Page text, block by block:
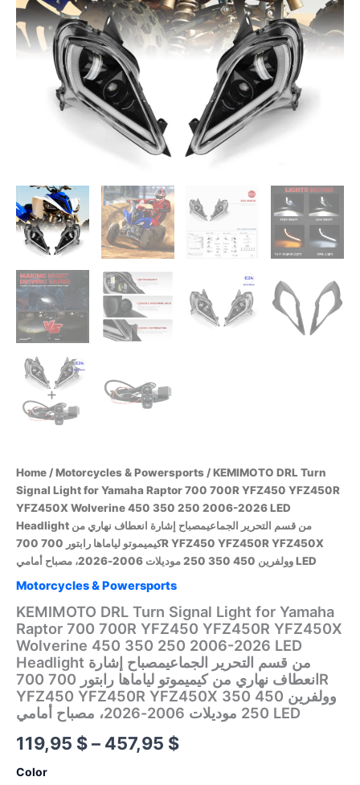
Home /Motorcycles & Powersports / KEMIMOTO DRL Turn
Signal Light for Yamaha Raptor 700 700R YFZ450 YFZ450R
YFZ450X Wolverine 450 350 250 2006-2026 LED
Headlight من قسم التحرير الجماعيمصباح إشارة انعطاف نهاري من
كيميموتو لياماها رابتور 700 700R YFZ450 YFZ450R YFZ450X
وولفرين 450 350 250 موديلات 2006-2026، مصباح أمامي LED
Motorcycles & Powersports
KEMIMOTO DRL Turn Signal Light for Yamaha
Raptor 700 700R YFZ450 YFZ450R YFZ450X
Wolverine 450 350 250 2006-2026 LED
Headlight من قسم التحرير الجماعيمصباح إشارة
انعطاف نهاري من كيميموتو لياماها رابتور 700 700R
YFZ450 YFZ450R YFZ450X وولفرين 450 350
250 موديلات 2006-2026، مصباح أمامي LED
119,95 $– 457,95 $Price
Color